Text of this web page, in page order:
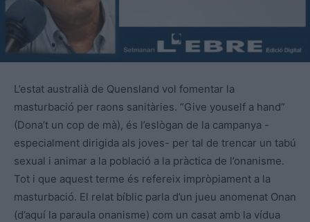
L’estat australià de Quensland vol fomentar la
masturbació per raons sanitàries. “Give youself a hand”
(Dona’t un cop de mà), és l’eslògan de la campanya -
especialment dirigida als joves- per tal de trencar un tabú
sexual i animar a la població a la pràctica de l’onanisme.
Tot i que aquest terme és refereix impròpiament a la
masturbació. El relat bíblic parla d’un jueu anomenat Onan
(d’aquí la paraula onanisme) com un casat amb la vídua